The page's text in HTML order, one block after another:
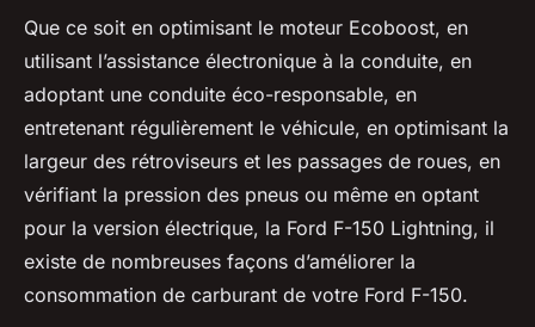
Que ce soit en optimisant le moteur Ecoboost, en
utilisant l’assistance électronique à la conduite, en
adoptant une conduite éco-responsable, en
entretenant régulièrement le véhicule, en optimisant la
largeur des rétroviseurs et les passages de roues, en
vérifiant la pression des pneus ou même en optant
pour la version électrique, la Ford F-150 Lightning, il
existe de nombreuses façons d’améliorer la
consommation de carburant de votre Ford F-150.